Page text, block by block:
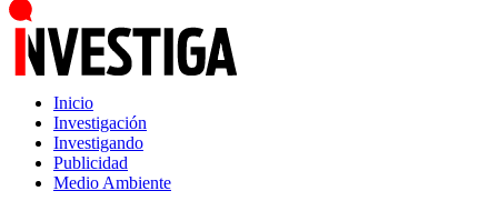
Inicio
Investigación
Investigando
Publicidad
Medio Ambiente